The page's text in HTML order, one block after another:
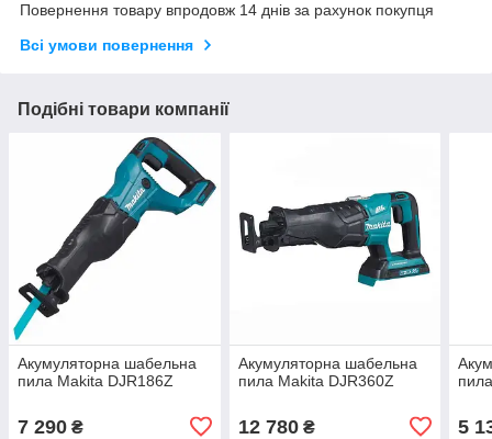
Повернення товару впродовж 14 днів за рахунок покупця
Всі умови повернення
Подібні товари компанії
Акумуляторна шабельна
пила Makita DJR186Z
7 290 ₴
Акумуляторна шабельна
пила Makita DJR360Z
12 780₴ 5